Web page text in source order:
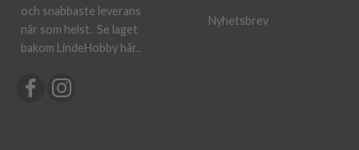
och snabbaste leverans
när som helst. Se laget
bakom LindeHobby här..
Nyhetsbrev